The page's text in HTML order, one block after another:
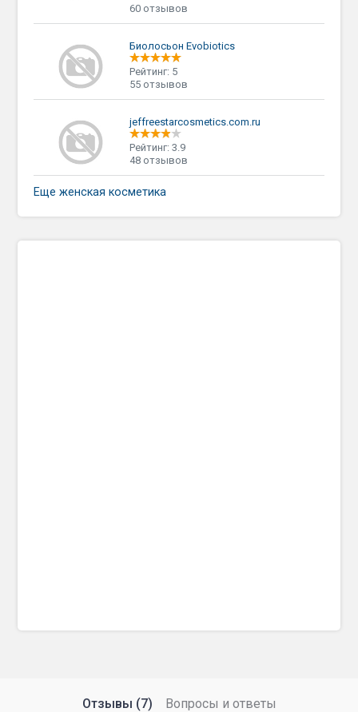
60 отзывов
Биолосьон Evobiotics
Рейтинг: 5
55 отзывов
jeffreestarcosmetics.com.ru
Рейтинг: 3.9
48 отзывов
Еще женская косметика
Отзывы (7) Вопросы и ответы